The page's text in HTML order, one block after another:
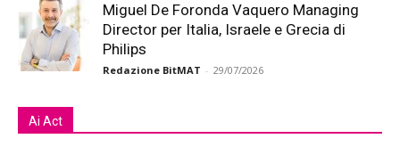
Miguel De Foronda Vaquero Managing
Director per Italia, Israele e Grecia di
Philips
Redazione BitMAT - 29/07/2026
Ai Act